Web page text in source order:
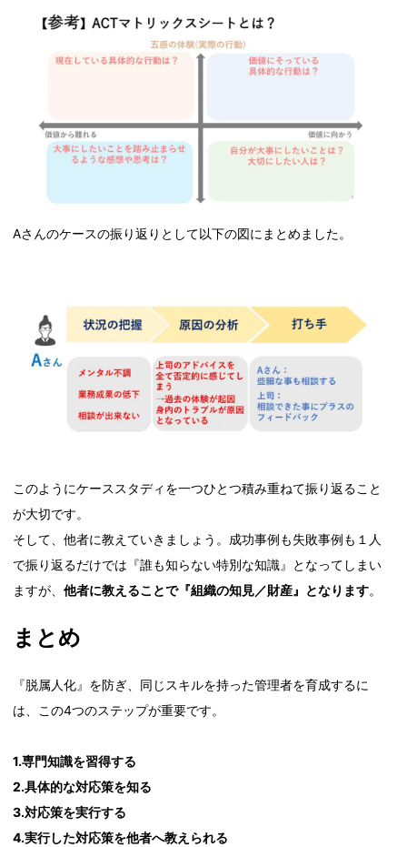
Aさんのケースの振り返りとして以下の図にまとめました。
このようにケーススタディを一つひとつ積み重ねて振り返ること
が大切です。
そして、他者に教えていきましょう。成功事例も失敗事例も１人
で振り返るだけでは『誰も知らない特別な知識』となってしまい
ますが、他者に教えることで『組織の知見／財産』となります。
まとめ
『脱属人化』を防ぎ、同じスキルを持った管理者を育成するに
は、この4つのステップが重要です。
1.専門知識を習得する
2.具体的な対応策を知る
3.対応策を実行する
4.実行した対応策を他者へ教えられる